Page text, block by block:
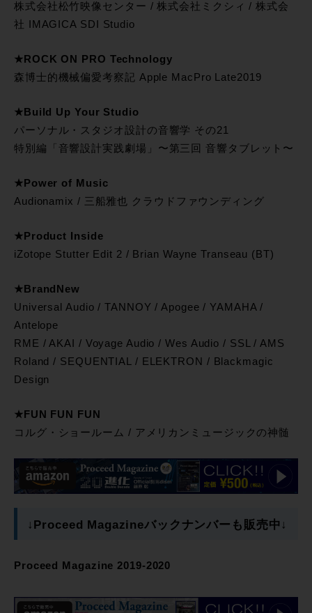
株式会社松竹映像センター / 株式会社ミクシィ / 株式会
社 IMAGICA SDI Studio
★ROCK ON PRO Technology
森博士的機械偏愛考察記 Apple MacPro Late2019
★Build Up Your Studio
パーソナル・スタジオ設計の音響学 その21
特別編「音響設計実践劇場」〜第三回 音響タブレット〜
★Power of Music
Audionamix / 三船雅也 クラウドファウンディング
★Product Inside
iZotope Stutter Edit 2 / Brian Wayne Transeau (BT)
★BrandNew
Universal Audio / TANNOY / Apogee / YAMAHA /
Antelope
RME / AKAI / Voyage Audio / Wes Audio / SSL / AMS
Roland / SEQUENTIAL / ELEKTRON / Blackmagic
Design
★FUN FUN FUN
コルグ・ショールーム / アメリカンミュージックの神髄
↓Proceed Magazineバックナンバーも販売中↓
Proceed Magazine 2019-2020